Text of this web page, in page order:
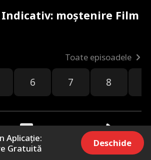
Indicativ: moștenire Film
Toate episoadele
6 7 8
7.5k Distribuie
Aplicație:
Gratuită
Deschide